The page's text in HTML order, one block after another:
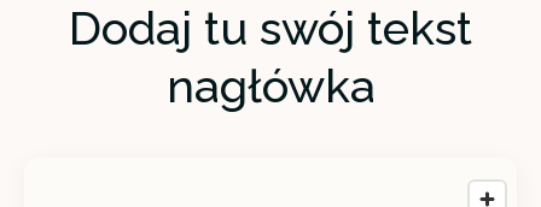
Dodaj tu swój tekst
nagłówka